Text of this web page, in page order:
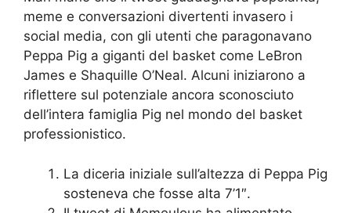
meme e conversazioni divertenti invasero i
social media, con gli utenti che paragonavano
Peppa Pig a giganti del basket come LeBron
James e Shaquille O’Neal. Alcuni iniziarono a
riflettere sul potenziale ancora sconosciuto
dell’intera famiglia Pig nel mondo del basket
professionistico.
La diceria iniziale sull’altezza di Peppa Pig
sosteneva che fosse alta 7’1″.